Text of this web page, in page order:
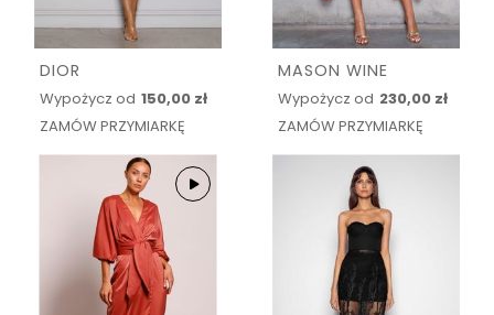
DIOR
Wypożycz od 150,00 zł
ZAMÓW PRZYMIARKĘ
MASON WINE
Wypożycz od 230,00 zł
ZAMÓW PRZYMIARKĘ